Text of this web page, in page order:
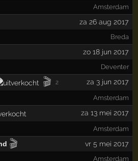
Amsterdam
za 26 aug 2017
Breda
zo 18 jun 2017
Deventer
🎬 2 za 3 jun 2017
Amsterdam
za 13 mei 2017
Amsterdam
🎬 vr 5 mei 2017
Amsterdam